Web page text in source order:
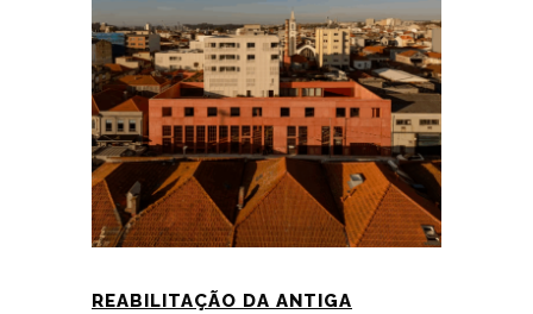
REABILITAÇÃO DA ANTIGA